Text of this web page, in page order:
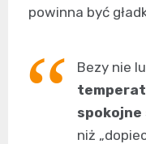
powinna być
Bezy nie
niż